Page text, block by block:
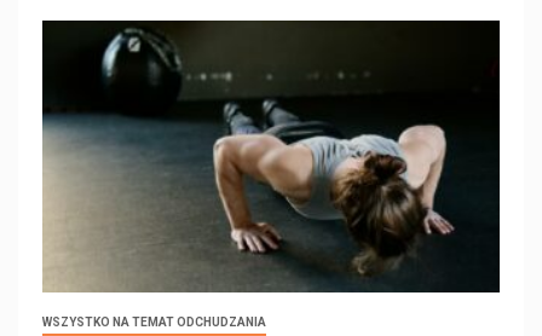
WSZYSTKO NA TEMAT ODCHUDZANIA